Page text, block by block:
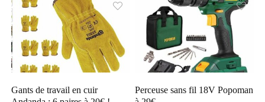
Gants de travail en cuir
Perceuse sans fil 18V Popoman